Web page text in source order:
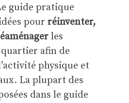
guide pratique
pour réinventer,
les
quartier afin de
physique et
La plupart des
dans le guide